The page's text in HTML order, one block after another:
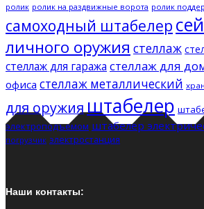
ролик ролик на раздвижные ворота ролик
самоходный штабелер
личного оружия стеллаж
стеллаж для гаража стеллаж для
офиса стеллаж металлический
для оружияштабелер
электроподъемом штабелер
погрузчик электростанция
Наши контакты: